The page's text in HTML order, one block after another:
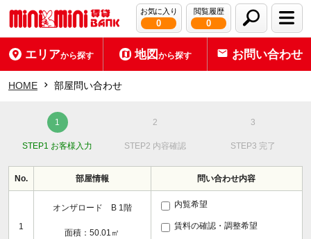
お気に入り
0
閲覧履歴
0
エリアから探す 地図から探す お問い合わせ
HOME 部屋問い合わせ
STEP1 お客様入力 STEP2 内容確認 STEP3 完了
No. 部屋情報 問い合わせ内容
1
オンザロード B 1階
面積：50.01㎡
内覧希望
賃料の確認・調整希望